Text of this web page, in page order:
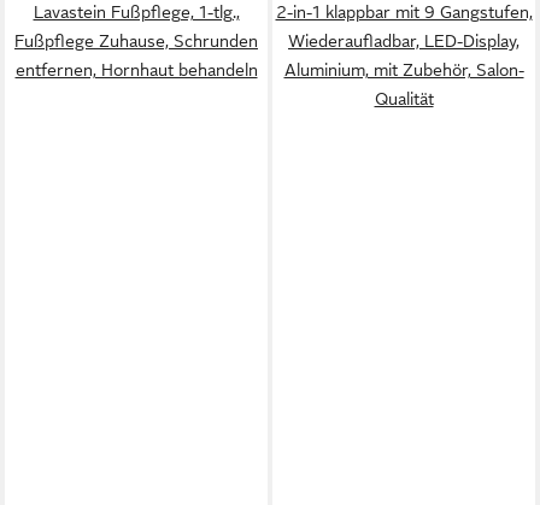
Lavastein Fußpflege, 1-tlg.,
Fußpflege Zuhause, Schrunden
entfernen, Hornhaut behandeln
2-in-1 klappbar mit 9 Gangstufen,
Wiederaufladbar, LED-Display,
Aluminium, mit Zubehör, Salon-
Qualität